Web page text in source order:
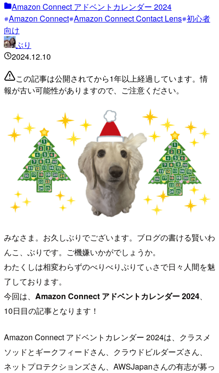
Amazon Connect アドベントカレンダー 2024
Amazon Connect Amazon Connect Contact Lens 初心者
向け
ぶり
2024.12.10
この記事は公開されてから1年以上経過しています。情
報が古い可能性がありますので、ご注意ください。
みなさま。お久しぶりでございます。ブログの書ける賢いわ
んこ、ぶりです。ご機嫌いかがでしょうか。
わたくしは相変わらずのべりべりぷりてぃさで日々人間を魅
了しております。
今回は、 Amazon Connect アドベントカレンダー 2024、
10日目の記事となります！
Amazon Connect アドベントカレンダー 2024は、クラスメ
ソッドとギークフィードさん、クラウドビルダーズさん、
ネットプロテクションズさん、AWSJapanさんの有志が募っ